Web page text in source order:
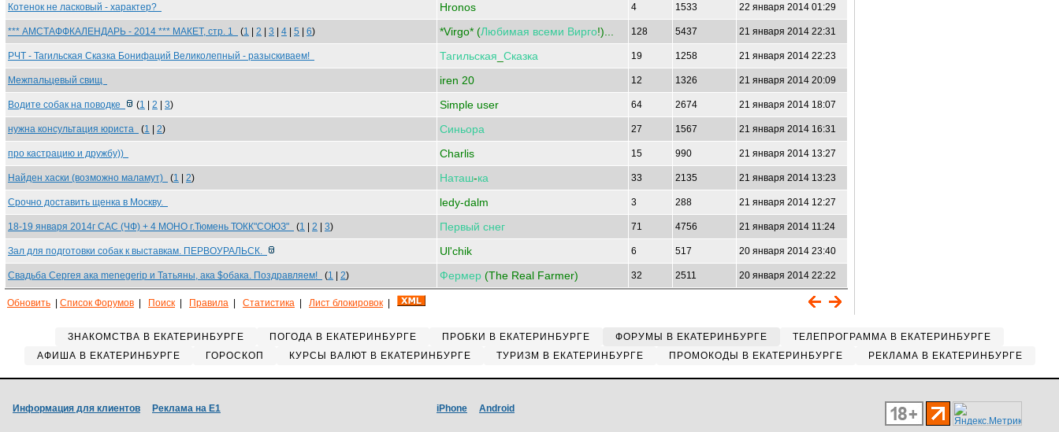
Котенок не ласковый - характер? Hronos 4 1533 22 января 2014 01:29
*** АМСТАФФКАЛЕНДАРЬ - 2014 *** МАКЕТ, стр. 1 (1 2 3 4 5 6) *Virgo* (Любимая всеми Вирго!)... 128 5437 21 января 2014 22:31
РЧТ - Тагильская Сказка Бонифаций Великолепный - разыскиваем! Тагильская Сказка 19 1258 21 января 2014 22:23
Межпальцевый свищ iren 20 12 1326 21 января 2014 20:09
Водите собак на поводке (1 2 3) Simple user 64 2674 21 января 2014 18:07
нужна консультация юриста (1 2) Синьора 27 1567 21 января 2014 16:31
про кастрацию и дружбу)) Charlis 15 990 21 января 2014 13:27
Найден хаски (возможно маламут) (1 2) Наташ-ка 33 2135 21 января 2014 13:23
Срочно доставить щенка в Москву. ledy-dalm 3 288 21 января 2014 12:27
18-19 января 2014г САС (ЧФ) + 4 МОНО г.Тюмень ТОКК"СОЮЗ" (1 2 3) Первый снег 71 4756 21 января 2014 11:24
Зал для подготовки собак к выставкам. ПЕРВОУРАЛЬСК. Ul'chik 6 517 20 января 2014 23:40
Свадьба Сергея ака menegerip и Татьяны, ака $обака. Поздравляем! (1 2) Фермер (The Real Farmer) 32 2511 20 января 2014 22:22
Обновить Список Форумов Поиск Правила Статистика Лист блокировок
ЗНАКОМСТВА В ЕКАТЕРИНБУРГЕ ПОГОДА В ЕКАТЕРИНБУРГЕ ПРОБКИ В ЕКАТЕРИНБУРГЕ ФОРУМЫ В ЕКАТЕРИНБУРГЕ
ТЕЛЕПРОГРАММА В ЕКАТЕРИНБУРГЕ
АФИША В ЕКАТЕРИНБУРГЕ
ГОРОСКОП КУРСЫ ВАЛЮТ В ЕКАТЕРИНБУРГЕ ТУРИЗМ В ЕКАТЕРИНБУРГЕ ПРОМОКОДЫ В ЕКАТЕРИНБУРГЕ РЕКЛАМА В ЕКАТЕРИНБУРГЕ
Информация для клиентов Реклама на Е1 iPhone Android